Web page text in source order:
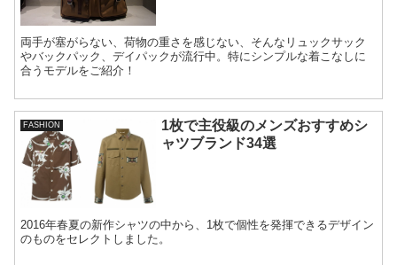
両手が塞がらない、荷物の重さを感じない、そんなリュックサック
やバックパック、デイパックが流行中。特にシンプルな着こなしに
合うモデルをご紹介！
FASHION
1枚で主役級のメンズおすすめシ
ャツブランド34選
2016年春夏の新作シャツの中から、1枚で個性を発揮できるデザイン
のものをセレクトしました。